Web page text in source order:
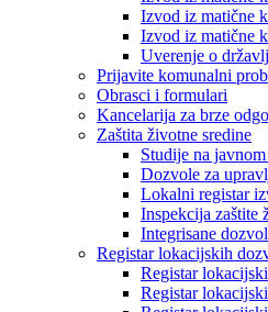
Izvod iz matične
Izvod iz matične
Uverenje o
Prijavite komunalni
Obrasci i formulari
Kancelarija za brze
Zaštita životne sredine
Studije na
Dozvole za
Lokalni registar
Inspekcija zaštite
Integrisane
Registar lokacijskih
Registar
Registar